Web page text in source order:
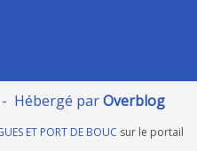
Hébergé parOverblog
ET PORT DE BOUC sur le portail